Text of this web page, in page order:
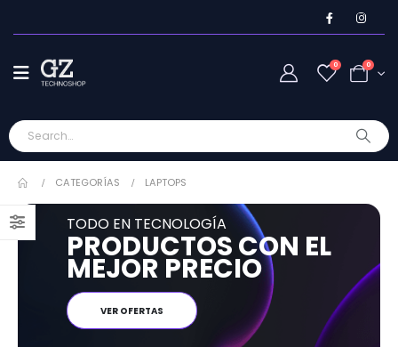
0 0
CATEGORÍAS LAPTOPS
TODO EN TECNOLOGÍA
PRODUCTOS CON EL
MEJOR PRECIO
VER OFERTAS